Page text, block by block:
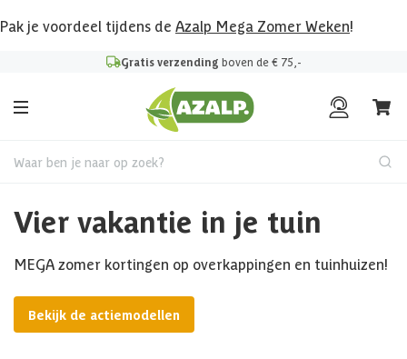
Pak je voordeel tijdens de Azalp Mega Zomer Weken!
Gratis verzending boven de € 75,-
Waar ben je naar op zoek?
Vier vakantie in je tuin
MEGA zomer kortingen op overkappingen en tuinhuizen!
Bekijk de actiemodellen